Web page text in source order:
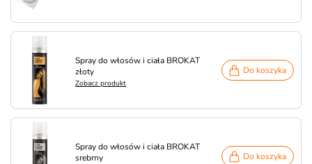
Spray do włosów i ciała BROKAT
złoty
Zobacz produkt
Do koszyka
Spray do włosów i ciała BROKAT
srebrny
Do koszyka